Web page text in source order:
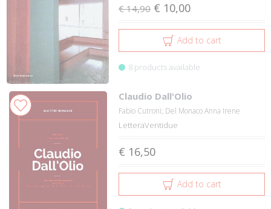
€ 14,90 € 10,00
Add to cart
8 products available
Claudio Dall'Olio
Fabio Cutroni; Del Monaco Anna Irene
LetteraVentidue
€ 16,50
Add to cart